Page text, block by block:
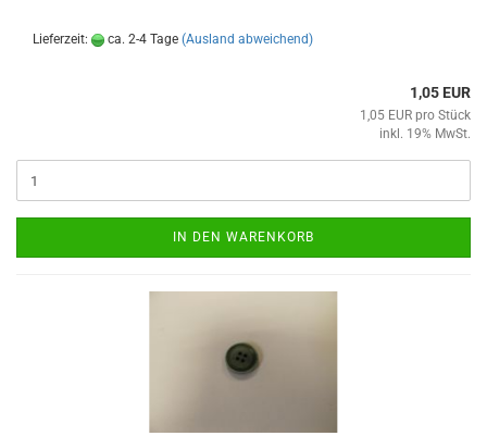
Lieferzeit: ca. 2-4 Tage (Ausland abweichend)
1,05 EUR
1,05 EUR pro Stück
inkl. 19% MwSt.
IN DEN WARENKORB